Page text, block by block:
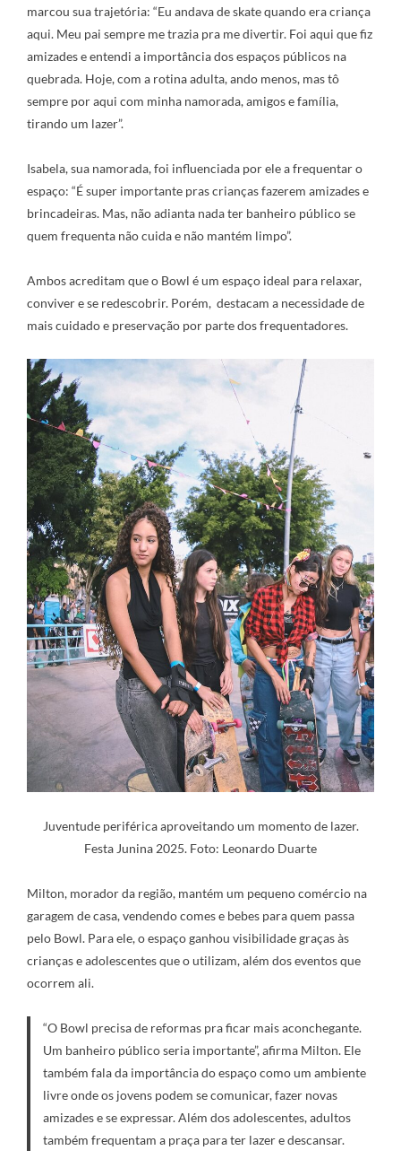
marcou sua trajetória: “Eu andava de skate quando era criança
aqui. Meu pai sempre me trazia pra me divertir. Foi aqui que fiz
amizades e entendi a importância dos espaços públicos na
quebrada. Hoje, com a rotina adulta, ando menos, mas tô
sempre por aqui com minha namorada, amigos e família,
tirando um lazer”.
Isabela, sua namorada, foi influenciada por ele a frequentar o
espaço: “É super importante pras crianças fazerem amizades e
brincadeiras. Mas, não adianta nada ter banheiro público se
quem frequenta não cuida e não mantém limpo”.
Ambos acreditam que o Bowl é um espaço ideal para relaxar,
conviver e se redescobrir. Porém, destacam a necessidade de
mais cuidado e preservação por parte dos frequentadores.
Juventude periférica aproveitando um momento de lazer.
Festa Junina 2025. Foto: Leonardo Duarte
Milton, morador da região, mantém um pequeno comércio na
garagem de casa, vendendo comes e bebes para quem passa
pelo Bowl. Para ele, o espaço ganhou visibilidade graças às
crianças e adolescentes que o utilizam, além dos eventos que
ocorrem ali.
“O Bowl precisa de reformas pra ficar mais aconchegante.
Um banheiro público seria importante”, afirma Milton. Ele
também fala da importância do espaço como um ambiente
livre onde os jovens podem se comunicar, fazer novas
amizades e se expressar. Além dos adolescentes, adultos
também frequentam a praça para ter lazer e descansar.